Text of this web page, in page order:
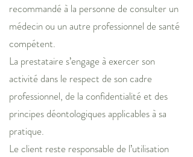
recommandé à la personne de consulter un
médecin ou un autre professionnel de santé
compétent.
La prestataire s’engage à exercer son
activité dans le respect de son cadre
professionnel, de la confidentialité et des
principes déontologiques applicables à sa
pratique.
Le client reste responsable de l’utilisation